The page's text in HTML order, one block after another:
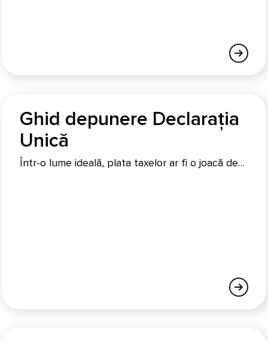
Ghid depunere Declarația
Unică
Într-o lume ideală, plata taxelor ar fi o joacă de…